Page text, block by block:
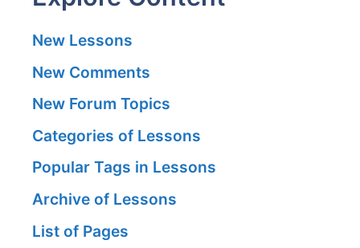
New Lessons
New Comments
New Forum Topics
Categories of Lessons
Popular Tags in Lessons
Archive of Lessons
List of Pages